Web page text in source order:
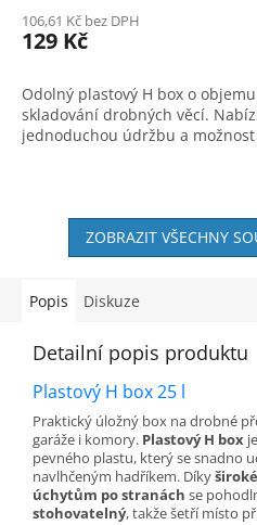
106,61 Kč bez DPH
129 Kč
Odolný plastový H box o
skladování drobných věcí.
jednoduchou údržbu a
ZOBRAZIT VŠECHNY
Popis Diskuze
Detailní popis produktu
Plastový H box 25 l
Praktický úložný box na drobné
garáže i komory. Plastový H box
pevného plastu, který se snadno
navlhčeným hadříkem. Díky
úchytům po stranách se
stohovatelný, takže šetří místo